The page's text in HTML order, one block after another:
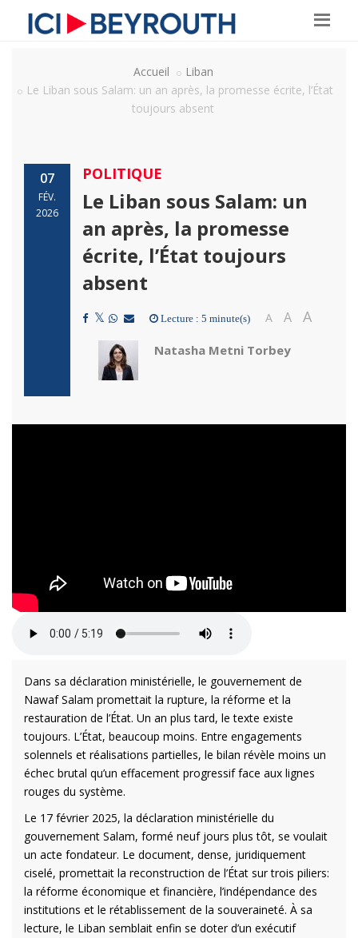
Accueil
Liban
Le Liban sous Salam: un an après, la promesse écrite, l’État
toujours absent
07
FÉV.
2026
POLITIQUE
Le Liban sous Salam: un
an après, la promesse
écrite, l’État toujours
absent
Lecture : 5 minute(s) A A A
Natasha Metni Torbey
Dans sa déclaration ministérielle, le gouvernement de
Nawaf Salam promettait la rupture, la réforme et la
restauration de l’État. Un an plus tard, le texte existe
toujours. L’État, beaucoup moins. Entre engagements
solennels et réalisations partielles, le bilan révèle moins un
échec brutal qu’un effacement progressif face aux lignes
rouges du système.
Le 17 février 2025, la déclaration ministérielle du
gouvernement Salam, formé neuf jours plus tôt, se voulait
un acte fondateur. Le document, dense, juridiquement
ciselé, promettait la reconstruction de l’État sur trois piliers:
la réforme économique et financière, l’indépendance des
institutions et le rétablissement de la souveraineté. À sa
lecture, le Liban semblait enfin se doter d’un exécutif